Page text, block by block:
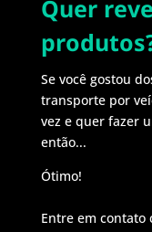
Quer
Se você gostou
transporte por
vez e quer fazer
então...
Ótimo!
Entre em contato